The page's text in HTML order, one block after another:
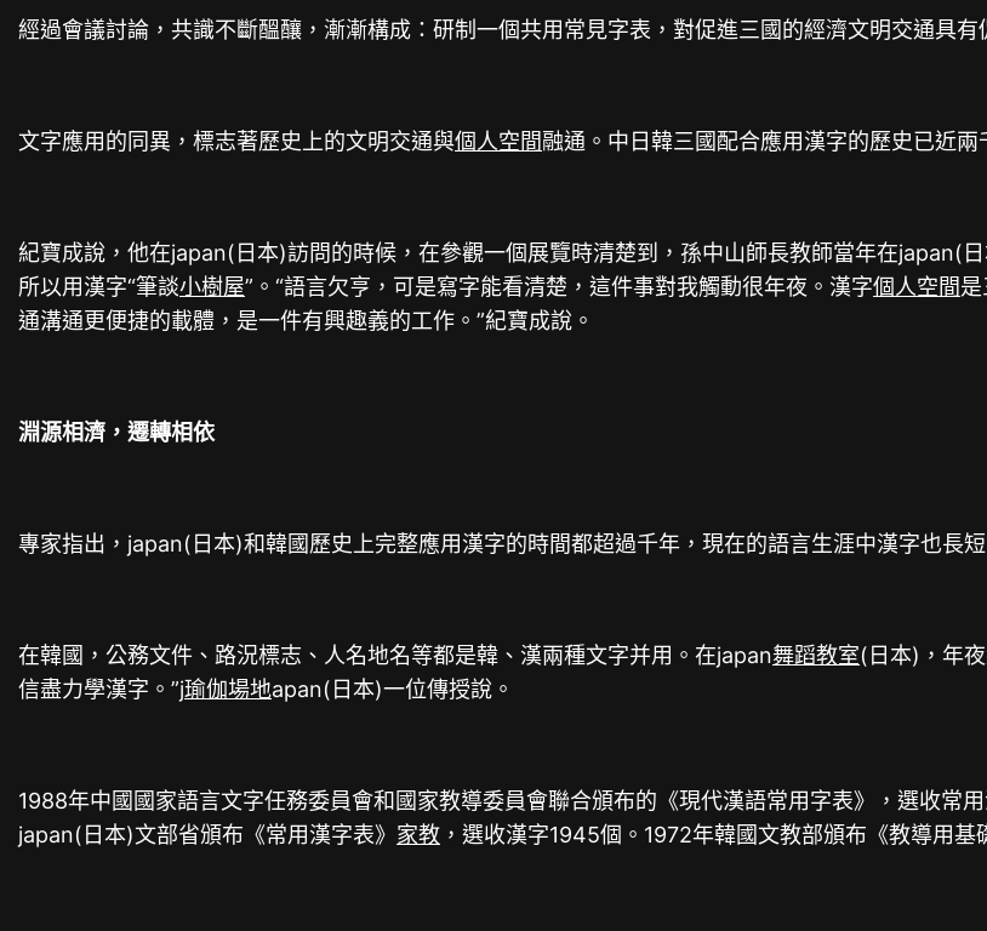
經過會議討論，共識不斷醞釀，漸漸構成：研制一個共用常見字表，對促進三國的經濟文明交通具有
文字應用的同異，標志著歷史上的文明交通與個人空間融通。中日韓三國配合應用漢字的歷史已近
紀寶成說，他在japan(日本)訪問的時候，在參觀一個展覽時清楚到，孫中山師長教師當年在japan(
所以用漢字“筆談小樹屋”。“語言欠亨，可是寫字能看清楚，這件事對我觸動很年夜。漢字個人空間
通溝通更便捷的載體，是一件有興趣義的工作。”紀寶成說。
淵源相濟，遷轉相依
專家指出，japan(日本)和韓國歷史上完整應用漢字的時間都超過千年，現在的語言生涯中漢字也長短
在韓國，公務文件、路況標志、人名地名等都是韓、漢兩種文字并用。在japan舞蹈教室(日本)，年
信盡力學漢字。”j瑜伽場地apan(日本)一位傳授說。
1988年中國國家語言文字任務委員會和國家教導委員會聯合頒布的《現代漢語常用字表》，選收常
japan(日本)文部省頒布《常用漢字表》 家教 ，選收漢字1945個。1972年韓國文教部頒布《教導用基